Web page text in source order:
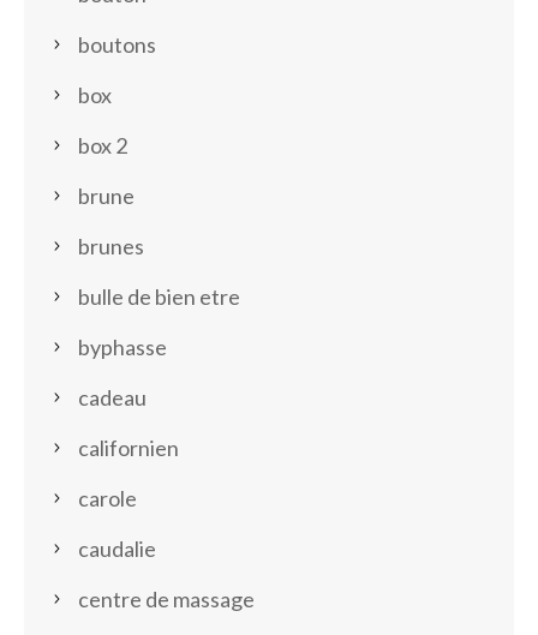
boutons
box
box 2
brune
brunes
bulle de bien etre
byphasse
cadeau
californien
carole
caudalie
centre de massage